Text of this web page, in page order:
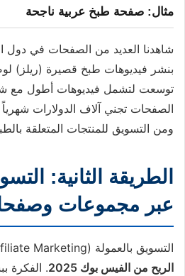
مثال: صفحة طبخ عربية ناجحة
شاهدنا العديد من الصفحات في دول
بنشر فيديوهات طبخ قصيرة (ريلز)
توسعت لتشمل فيديوهات أطول مع
الصفحات تجني آلاف الدولارات
ومن التسويق للمنتجات المتعلقة
الطريقة الثانية:
عبر مجموعات
التسويق بالعمولة (Affiliate Marketing) هو أحد أذكى طرق
الربح من الفيس بوك 2025
. الفكرة